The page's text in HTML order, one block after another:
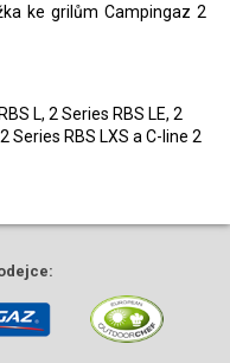
ke grilům Campingaz 2
L, 2 Series RBS LE, 2
Series RBS LXS a C-line 2